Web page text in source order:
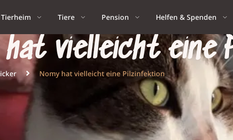
Tierheim Tiere Pension Helfen & Spenden
hat vielleicht eine
Nomy hat vielleicht eine Pilzinfektion